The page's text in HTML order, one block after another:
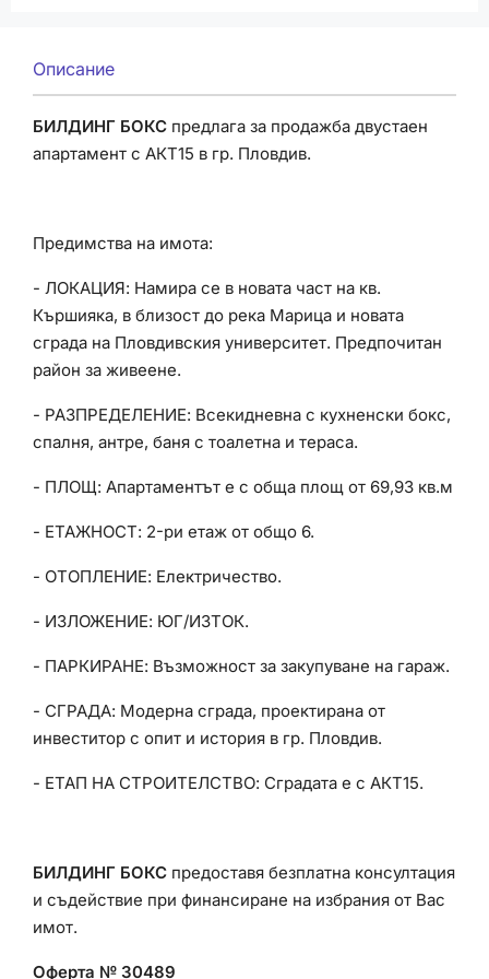
Описание
БИЛДИНГ БОКС предлага за продажба двустаен
апартамент с АКТ15 в гр. Пловдив.
Предимства на имота:
- ЛОКАЦИЯ: Намира се в новата част на кв.
Кършияка, в близост до река Марица и новата
сграда на Пловдивския университет. Предпочитан
район за живеене.
- РАЗПРЕДЕЛЕНИЕ: Всекидневна с кухненски бокс,
спалня, антре, баня с тоалетна и тераса.
- ПЛОЩ: Апартаментът е с обща площ от 69,93 кв.м
- ЕТАЖНОСТ: 2-ри етаж от общо 6.
- ОТОПЛЕНИЕ: Електричество.
- ИЗЛОЖЕНИЕ: ЮГ/ИЗТОК.
- ПАРКИРАНЕ: Възможност за закупуване на гараж.
- СГРАДА: Модерна сграда, проектирана от
инвеститор с опит и история в гр. Пловдив.
- ЕТАП НА СТРОИТЕЛСТВО: Сградата е с АКТ15.
БИЛДИНГ БОКС предоставя безплатна консултация
и съдействие при финансиране на избрания от Вас
имот.
Оферта № 30489